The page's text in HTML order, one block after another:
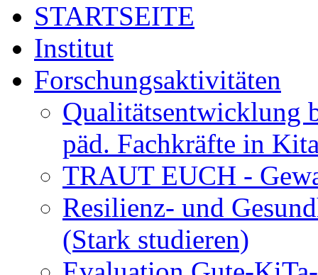
STARTSEITE
Institut
Forschungsaktivitäten
Qualitätsentwicklung
päd. Fachkräfte in
TRAUT EUCH -
Resilienz- und
(Stark studieren)